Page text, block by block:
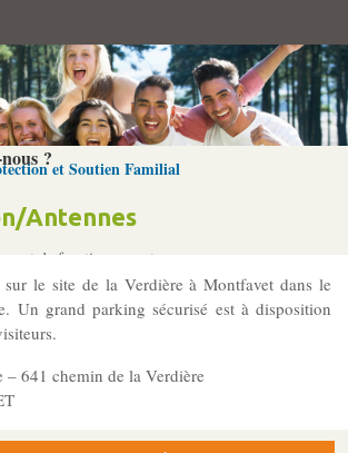
?
de fonctionnement
et Soutien Familial
Antennes
le site de la Verdière à Montfavet dans le
Un grand parking sécurisé est à disposition
– 641 chemin de la Verdière